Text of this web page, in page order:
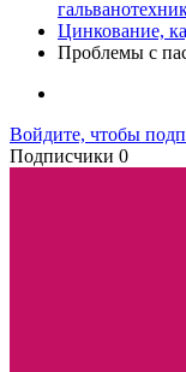
Цинкование,
Проблемы с
Войдите, чтобы
Подписчики 0